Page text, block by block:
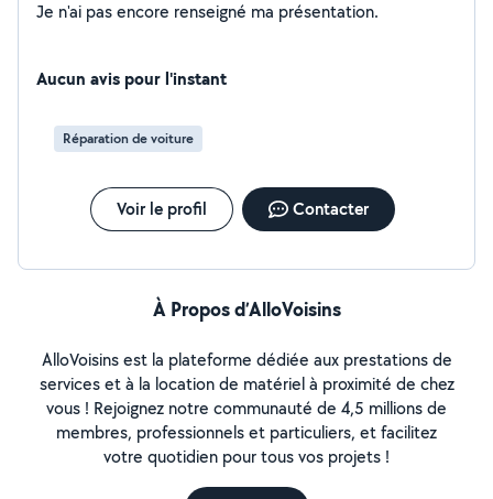
Je n'ai pas encore renseigné ma présentation.
Aucun avis pour l'instant
Réparation de voiture
Voir le profil Contacter
À Propos d’AlloVoisins
AlloVoisins est la plateforme dédiée aux prestations de
services et à la location de matériel à proximité de chez
vous ! Rejoignez notre communauté de 4,5 millions de
membres, professionnels et particuliers, et facilitez
votre quotidien pour tous vos projets !